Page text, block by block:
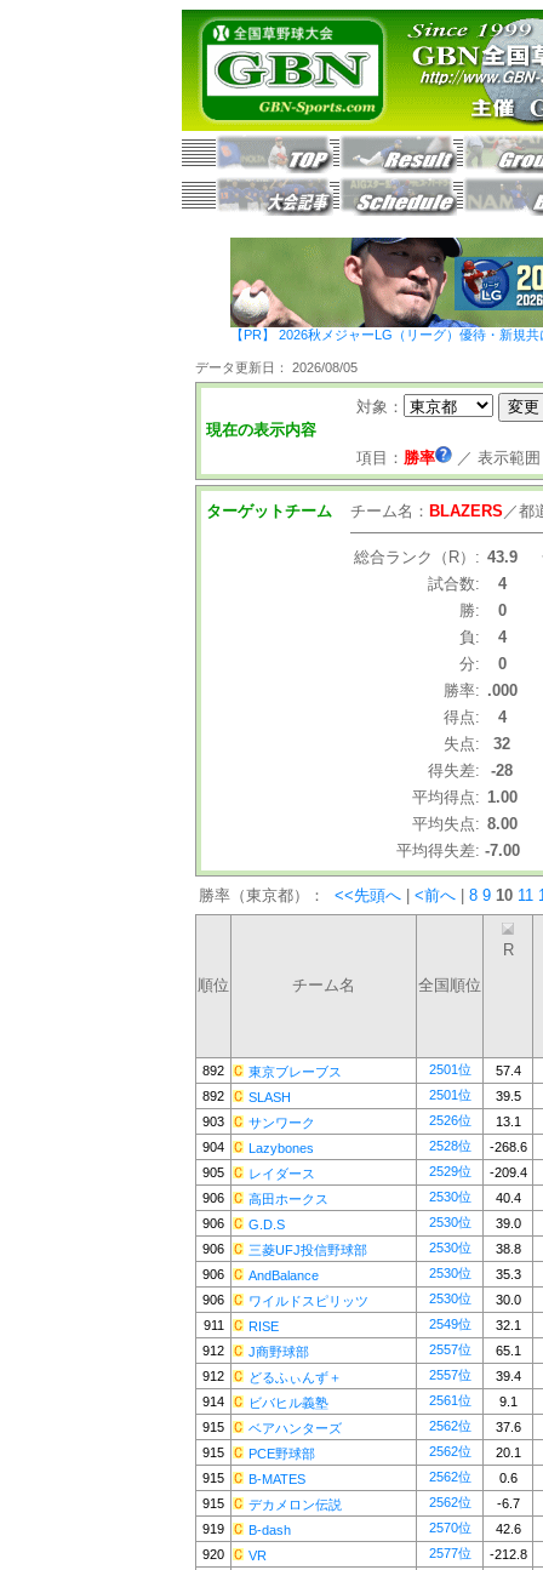
【PR】 2026秋メジャーLG（リーグ）優待・新規
データ更新日： 2026/08/05
現在の表示内容
対象：
項目： 勝率 ／ 表示範囲
ターゲットチーム チーム名： BLAZERS ／都
総合ランク（R）: 43.9
試合数:
4
勝:
0
負:
4
分:
0
勝率: .000
得点:
4
失点:
32
得失差:
-28
平均得点: 1.00
平均失点: 8.00
平均得失差: -7.00
勝率（東京都）： <<先頭へ <前へ 8 9 10 11
順位 チーム名 全国順位
R
892 東京ブレーブス 2501位
57.4
892
SLASH 2501位
39.5
903
サンワーク 2526位
13.1
904
Lazybones 2528位
-268.6
905
レイダース 2529位
-209.4
906
高田ホークス 2530位
40.4
906
G.D.S 2530位
39.0
906
三菱UFJ投信野球部 2530位
38.8
906
AndBalance 2530位
35.3
906
ワイルドスピリッツ 2530位
30.0
911
RISE 2549位
32.1
912
J商野球部 2557位
65.1
912
どるふぃんず＋ 2557位
39.4
914
ビバヒル義塾 2561位
9.1
915
ベアハンターズ 2562位
37.6
915
PCE野球部 2562位
20.1
915
B-MATES 2562位
0.6
915
デカメロン伝説 2562位
-6.7
919
B-dash 2570位
42.6
920
VR 2577位
-212.8